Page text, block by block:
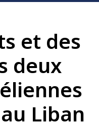
et des
deux
Liban